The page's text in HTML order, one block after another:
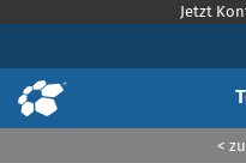
Jetzt
<